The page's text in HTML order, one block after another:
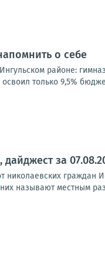
о себе
районе:
только 9,5%
за
николаевских граждан
называют местным